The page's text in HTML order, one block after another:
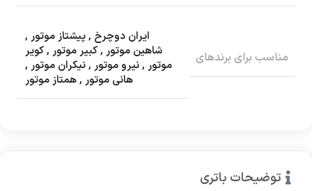
توضیحات باتری
مناسب برای برندهای
ایران دوچرخ ,پیشتاز موتور ,
شاهین موتور ,کبیر موتور ,کویر
موتور ,نیرو موتور ,نیکران موتور ,
هانی موتور ,همتاز موتور